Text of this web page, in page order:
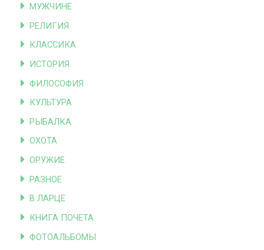
МУЖЧИНЕ
РЕЛИГИЯ
КЛАССИКА
ИСТОРИЯ
ФИЛОСОФИЯ
КУЛЬТУРА
РЫБАЛКА
ОХОТА
ОРУЖИЕ
РАЗНОЕ
В ЛАРЦЕ
КНИГА ПОЧЕТА
ФОТОАЛЬБОМЫ